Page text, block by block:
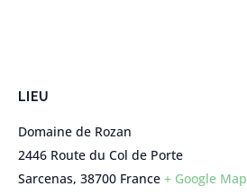
LIEU
Domaine de Rozan
2446 Route du Col de Porte
Sarcenas, 38700 France + Google Map